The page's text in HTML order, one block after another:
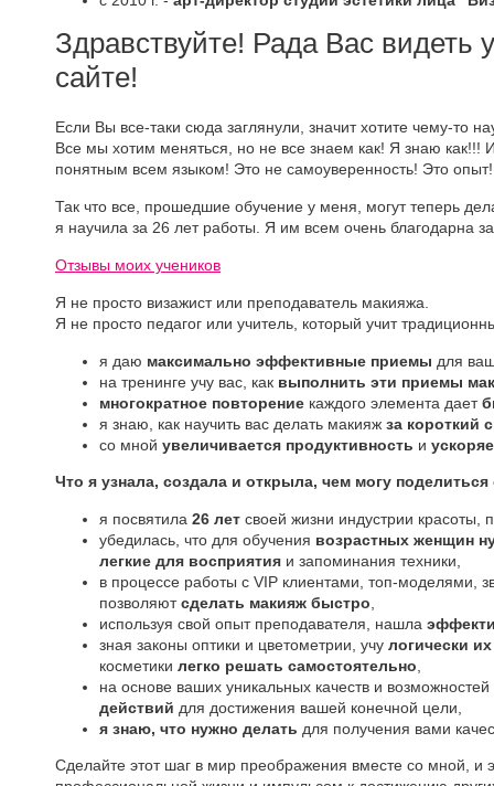
Здравствуйте! Рада Вас видеть
сайте!
Если Вы все-таки сюда заглянули, значит хотите чему-то
Все мы хотим меняться, но не все знаем как! Я знаю
понятным всем языком! Это не самоуверенность! Это
Так что все, прошедшие обучение у меня, могут теперь
я научила за 26 лет работы. Я им всем очень благодарна
Отзывы моих учеников
Я не просто визажист или преподаватель макияжа.
Я не просто педагог или учитель, который учит
я даю максимально эффективные приемы для
на тренинге учу вас, как выполнить эти приемы
многократное повторение каждого элемента дает
я знаю, как научить вас делать макияж за короткий
со мной увеличивается продуктивность и
Что я узнала, создала и открыла, чем могу
я посвятила 26 лет своей жизни индустрии красоты,
убедилась, что для обучения возрастных женщин
легкие для восприятия и запоминания техники,
в процессе работы с VIP клиентами, топ-моделями,
позволяютсделать макияж быстро
используя свой опыт преподавателя, нашла
зная законы оптики и цветометрии, учу логически
косметики легко решать самостоятельно
на основе ваших уникальных качеств и
действий для достижения вашей конечной цели,
я знаю, что нужно делать для получения вами
Сделайте этот шаг в мир преображения вместе со мной,